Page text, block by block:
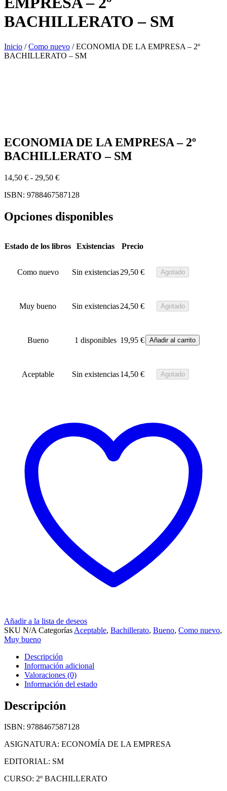
BACHILLERATO – SM
Inicio /Como nuevo / ECONOMIA DE LA EMPRESA – 2º
BACHILLERATO – SM
ECONOMIA DE LA EMPRESA – 2º
BACHILLERATO – SM
14,50 € - 29,50 €Rango
precios:
14,50 €
hasta
ISBN: 9788467587128
Opciones disponibles
Estado de los libros Existencias Precio
Como nuevo Sin existencias29,50 € Agotado
Muy bueno Sin existencias24,50 € Agotado
Bueno 1 disponibles 19,95 € Añadir al carrito
Aceptable Sin existencias14,50 € Agotado
Añadir a la lista de deseos
SKU N/A Categorías Aceptable, Bachillerato, Bueno, Como nuevo,
Muy bueno
Descripción
Información adicional
Valoraciones (0)
Información del estado
Descripción
ISBN: 9788467587128
ASIGNATURA: ECONOMÍA DE LA EMPRESA
EDITORIAL: SM
CURSO: 2º BACHILLERATO